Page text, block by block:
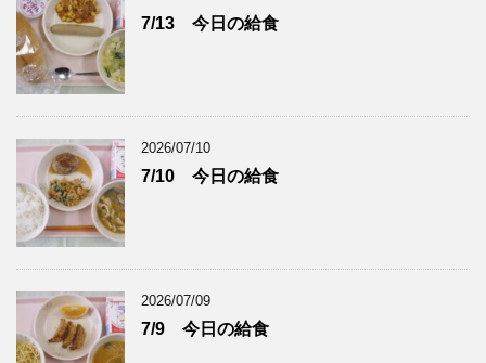
7/13 今日の給食
2026/07/10
7/10 今日の給食
2026/07/09
7/9 今日の給食